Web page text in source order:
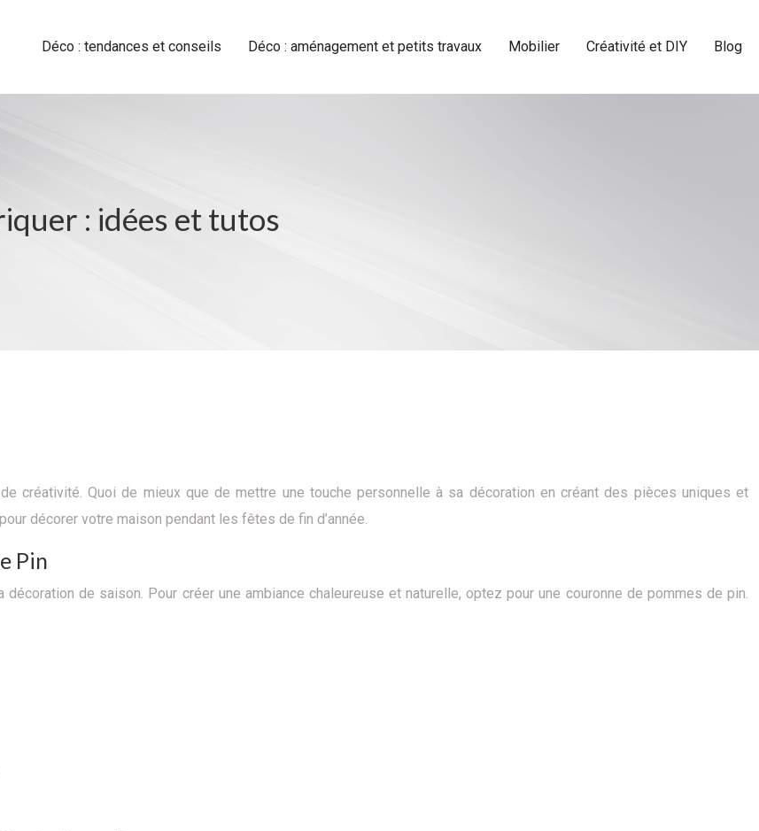
Déco : tendances et conseils Déco : aménagement et petits travaux Mobilier Créativité et DIY Blog
: idées et tutos
créativité. Quoi de mieux que de mettre une touche personnelle à sa décoration en créant des pièces uniques et
décorer votre maison pendant les fêtes de fin d’année.
Pin
de saison. Pour créer une ambiance chaleureuse et naturelle, optez pour une couronne de pommes de pin.